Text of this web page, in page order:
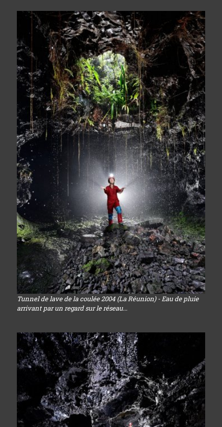
Tunnel de lave de la coulée 2004 (La Réunion) - Eau de pluie
arrivant par un regard sur le réseau...